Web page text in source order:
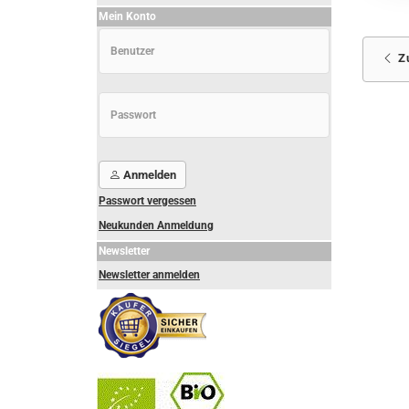
Mein Konto
Anmelden
Passwort vergessen
Neukunden Anmeldung
Newsletter
Newsletter anmelden